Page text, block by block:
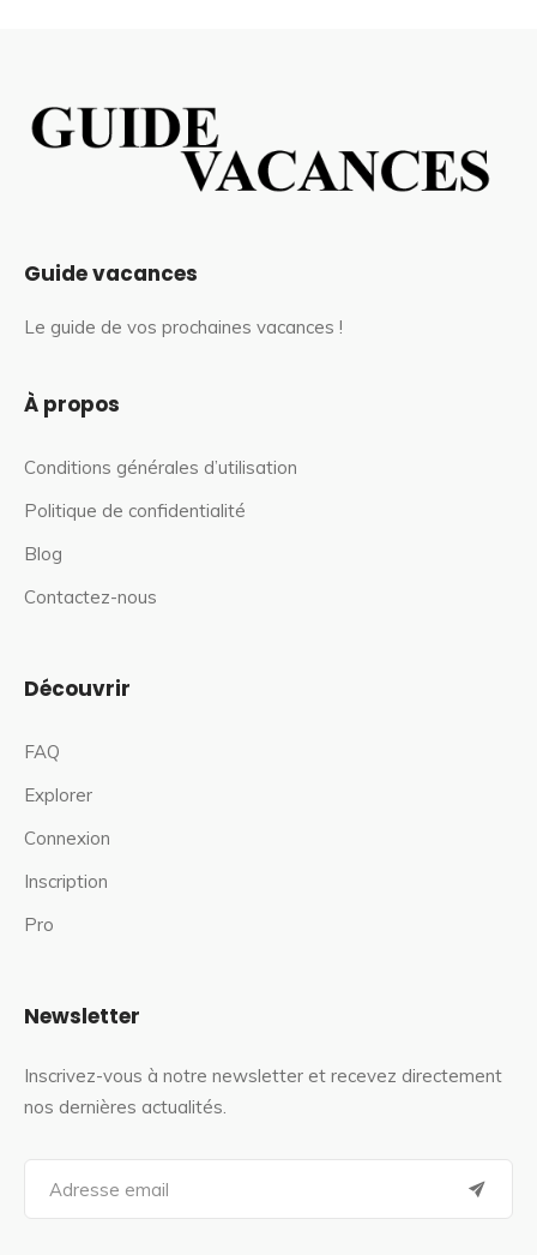
Guide vacances
Le guide de vos prochaines vacances !
À propos
Conditions générales d’utilisation
Politique de confidentialité
Blog
Contactez-nous
Découvrir
FAQ
Explorer
Connexion
Inscription
Pro
Newsletter
Inscrivez-vous à notre newsletter et recevez directement
nos dernières actualités.
a